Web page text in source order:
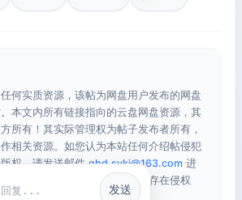
何实质资源，该帖为网盘用户发布的网盘
本文内所有链接指向的云盘网盘资源，其
所有！其实际管理权为帖子发布者所有，
相关资源。如您认为本站任何介绍帖侵犯
权，请发送邮件qhd.sykj@163.com 进
将在确认本文链接指向的资源存在侵权
相关介绍帖子！
发送